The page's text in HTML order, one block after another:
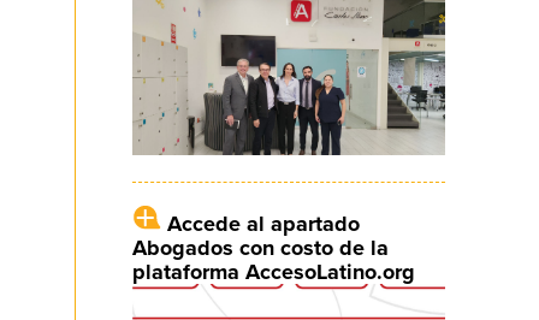
Accede al apartado
Abogados con costo de la
plataforma AccesoLatino.org